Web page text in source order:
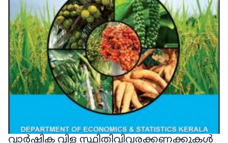
വാർഷിക വിള സ്ഥിതിവിവരക്കണക്കുകൾ